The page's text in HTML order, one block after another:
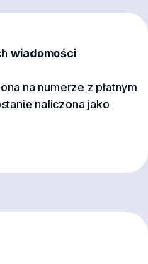
wiadomości
na numerze z płatnym
naliczona jako